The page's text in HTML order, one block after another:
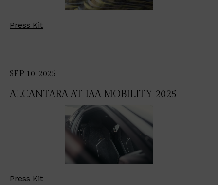
Press Kit
SEP 10, 2025
ALCANTARA AT IAA MOBILITY 2025
Press Kit